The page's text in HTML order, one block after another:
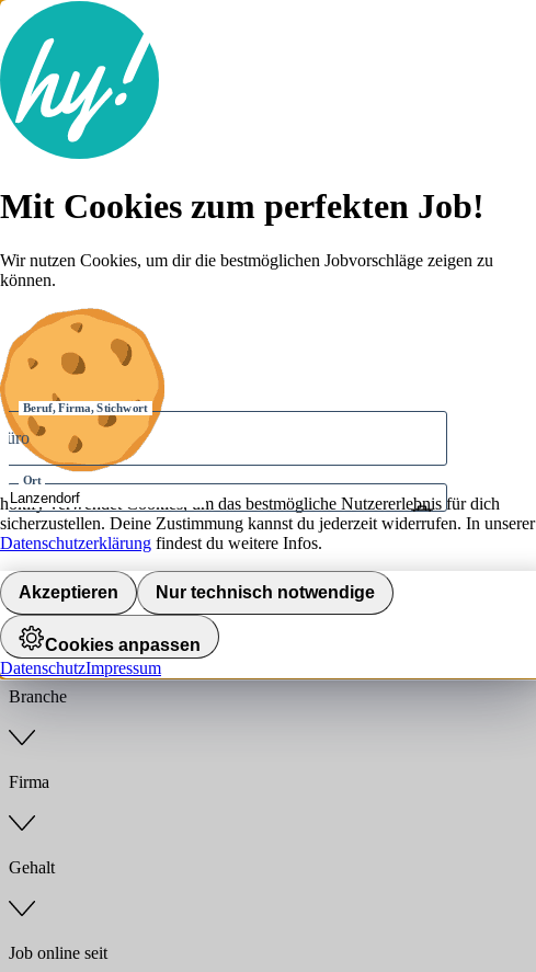
Lebenslauf
Karriere-Tipps
Anmelden
Beruf, Firma, Stichwort
Ort
Umkreis
Jobs finden
Anstellungsart
Branche
Firma
Gehalt
Job online seit
Mit Cookies zum perfekten Job!
Wir nutzen Cookies, um dir die bestmöglichen Jobvorschläge zeigen zu
können.
hokify verwendet Cookies, um das bestmögliche Nutzererlebnis für dich
sicherzustellen. Deine Zustimmung kannst du jederzeit widerrufen. In unserer
Datenschutzerklärung findest du weitere Infos.
Akzeptieren Nur technisch notwendige
Cookies anpassen
DatenschutzImpressum